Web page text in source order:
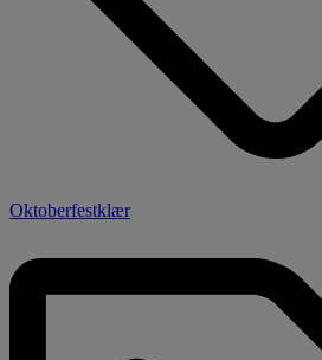
Oktoberfestklær